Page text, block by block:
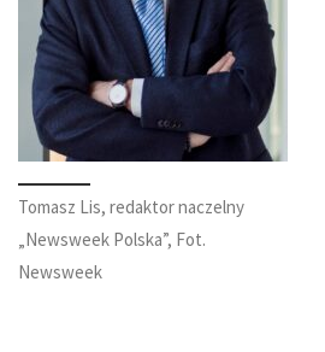
Tomasz Lis, redaktor naczelny
„Newsweek Polska”, Fot.
Newsweek